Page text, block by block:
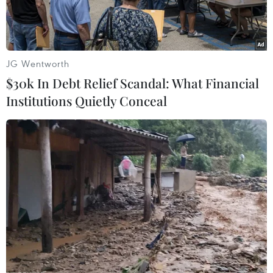
Đại tướng Võ Nguyên Giáp thăm các đơn vị nữ thông tin và nữ
quân y đã tham gia Lễ duyệt binh ngày 1/5/1973. (Ảnh minh
họa: Vũ Tạo/TTXVN)
Ngày 17/8, tại Nhà Văn hóa công nhân gang thép
JG Wentworth
$30k In Debt Relief Scandal: What Financial
Institutions Quietly Conceal